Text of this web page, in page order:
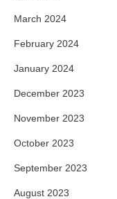
March 2024
February 2024
January 2024
December 2023
November 2023
October 2023
September 2023
August 2023